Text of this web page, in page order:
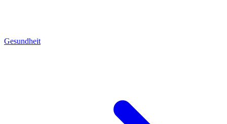
Gesundheit